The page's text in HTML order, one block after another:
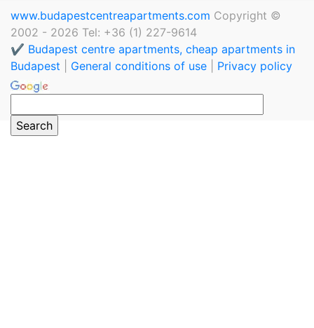
www.budapestcentreapartments.com Copyright ©
2002 - 2026 Tel: +36 (1) 227-9614
✔️ Budapest centre apartments, cheap apartments in
Budapest
General conditions of use Privacy policy